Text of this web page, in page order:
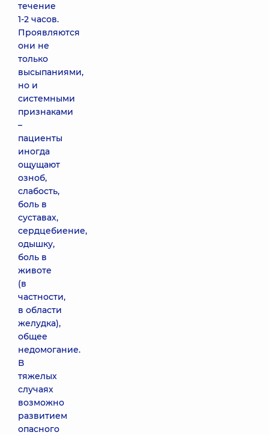
течение
1-2 часов.
Проявляются
они не
только
высыпаниями,
но и
системными
признаками
–
пациенты
иногда
ощущают
озноб,
слабость,
боль в
суставах,
сердцебиение,
одышку,
боль в
животе
(в
частности,
в области
желудка),
общее
недомогание.
В
тяжелых
случаях
возможно
развитием
опасного